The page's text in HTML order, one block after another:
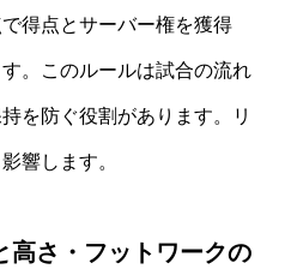
得点とサーバー権を獲得
。このルールは試合の流れ
を防ぐ役割があります。リ
響します。
高さ・フットワークの